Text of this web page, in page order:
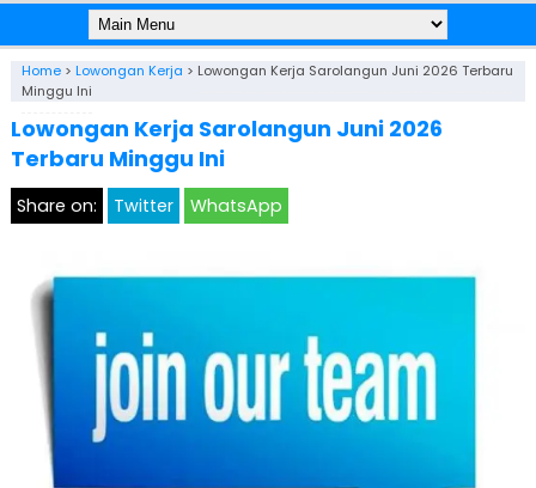
Home> Lowongan Kerja > Lowongan Kerja Sarolangun Juni 2026 Terbaru
Minggu Ini
Lowongan Kerja Sarolangun Juni 2026
Terbaru Minggu Ini
Share on: Twitter WhatsApp